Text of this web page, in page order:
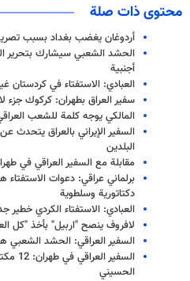
محتوى ذات صلة
أردوغان يغضب بغداد بسبب
الحشد الشعبي سيشارك بتحرير
أجنبية
العبادي: الاستفتاء في
سفير العراق بطهران: كركوك جزء
المالكي يوجه كلمة للشعب
السفير الإيراني بالعراق
البلدين
مقابلة مع السفير العراقي في
برلماني عراقي: دعوات
دكتاتورية وسلطوية
العبادي: الاستفتاء الكردي
لافروف ينصح "اربيل" بأخذ "كل
السفير العراقي: الحشد الشعبي
الحسيني